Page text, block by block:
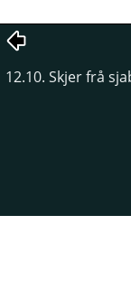
12.10. Skjer frå